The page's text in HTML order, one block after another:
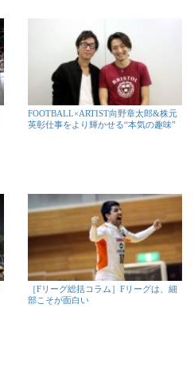
FOOTBALL×ARTIST向野章太郎&株元
英彰仕事をより輝かせる“本気の趣味”
［Fリーグ総括コラム］Fリーグは、細
部こそが面白い